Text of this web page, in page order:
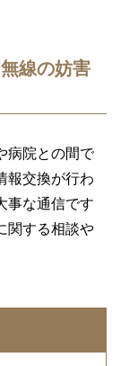
線の妨害
病院との間で
報交換が行わ
事な通信です
関する相談や